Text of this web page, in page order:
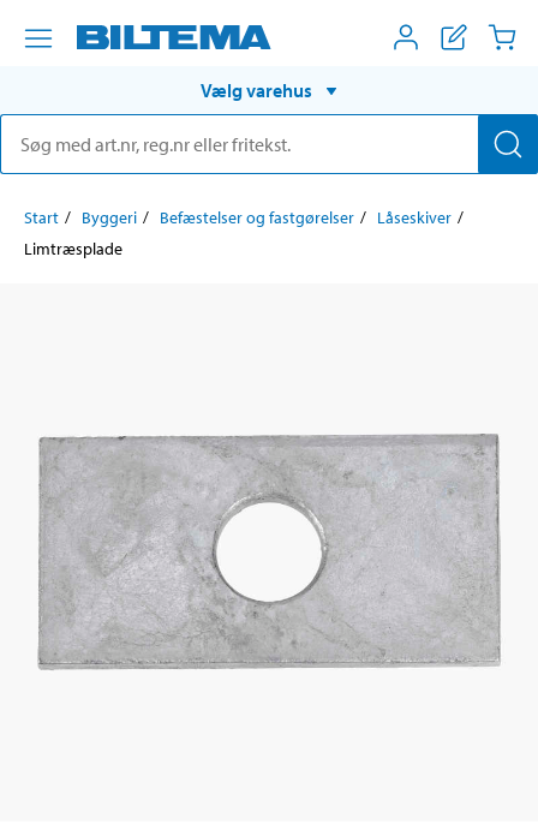
Vælg varehus
Start Byggeri Befæstelser og fastgørelser
Låseskiver
Limtræsplade